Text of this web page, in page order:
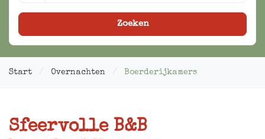
Zoeken
Start Overnachten Boerderijkamers
Sfeervolle B&B